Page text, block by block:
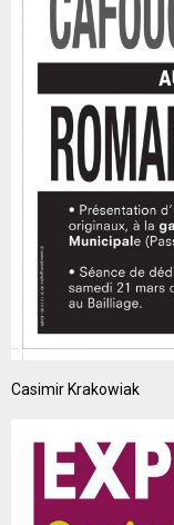
Casimir Krakowiak